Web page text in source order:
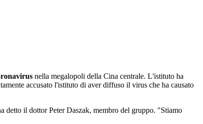
nella megalopoli della Cina centrale. L'istituto ha
accusato l'istituto di aver diffuso il virus che ha causato
detto il dottor Peter Daszak, membro del gruppo. "Stiamo